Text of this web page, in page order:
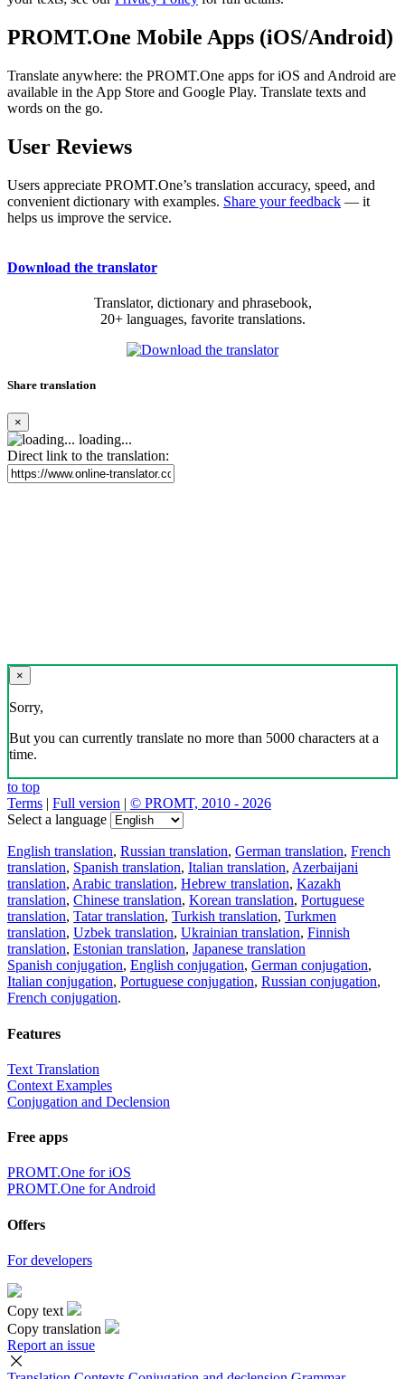
PROMT.One Mobile Apps (iOS/Android)
Translate anywhere: the PROMT.One apps for iOS and Android are
available in the App Store and Google Play. Translate texts and
words on the go.
User Reviews
Users appreciate PROMT.One’s translation accuracy, speed, and
convenient dictionary with examples. Share your feedback — it
helps us improve the service.
Download the translator
Translator, dictionary and phrasebook,
20+ languages, favorite translations.
Share translation
×
loading...
Direct link to the translation:
×
Sorry,
But you can currently translate no more than 5000 characters at a
time.
to top
Terms | Full version | © PROMT, 2010 - 2026
Select a language
English translation, Russian translation, German translation, French
translation, Spanish translation, Italian translation, Azerbaijani
translation, Arabic translation, Hebrew translation, Kazakh
translation, Chinese translation, Korean translation, Portuguese
translation, Tatar translation, Turkish translation, Turkmen
translation, Uzbek translation, Ukrainian translation, Finnish
translation, Estonian translation, Japanese translation
Spanish conjugation, English conjugation, German conjugation,
Italian conjugation, Portuguese conjugation, Russian conjugation,
French conjugation.
Features
Text Translation
Context Examples
Conjugation and Declension
Free apps
PROMT.One for iOS
PROMT.One for Android
Offers
For developers
Copy text
Copy translation
Report an issue